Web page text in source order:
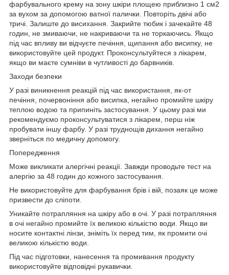
фарбувального крему на зону шкіри площею приблизно 1 см2
за вухом за допомогою ватної палички. Повторіть двічі або
тричі. Залиште до висихання. Закрийте тюбик і зачекайте 48
годин, не змиваючи, не накриваючи та не торкаючись. Якщо
під час впливу ви відчуєте печіння, щипання або висипку, не
використовуйте цей продукт. Проконсультуйтеся з лікарем,
якщо ви маєте сумніви в чутливості до барвників.
Заходи безпеки
У разі виникнення реакцій під час використання, як-от
печіння, почервоніння або висипка, негайно промийте шкіру
теплою водою та припиніть застосування. У цьому разі ми
рекомендуємо проконсультуватися з лікарем, перш ніж
пробувати іншу фарбу. У разі труднощів дихання негайно
зверніться по медичну допомогу.
Попередження
Може викликати алергічні реакції. Завжди проводьте тест на
алергію за 48 годин до кожного застосування.
Не використовуйте для фарбування брів і вій, позаяк це може
призвести до сліпоти.
Уникайте потрапляння на шкіру або в очі. У разі потрапляння
в очі негайно промийте їх великою кількістю води. Якщо ви
носите контактні лінзи, зніміть їх перед тим, як промити очі
великою кількістю води.
Під час підготовки, нанесення та промивання продукту
використовуйте відповідні рукавички.